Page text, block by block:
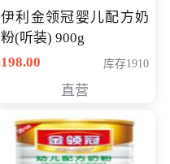
伊利金领冠婴儿配方奶
粉(听装) 900g
198.00
库存1910
直营